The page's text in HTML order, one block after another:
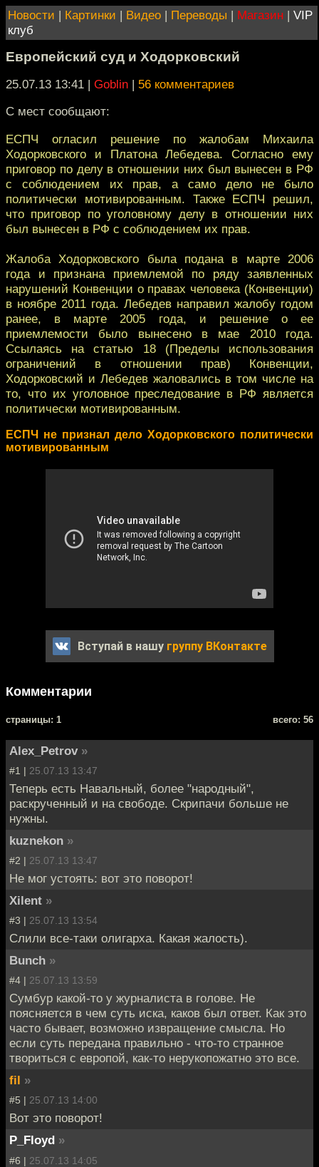
Новости | Картинки | Видео | Переводы | Магазин | VIP
клуб
Европейский суд и Ходорковский
25.07.13 13:41 | Goblin | 56 комментариев
С мест сообщают:
ЕСПЧ огласил решение по жалобам Михаила
Ходорковского и Платона Лебедева. Согласно ему
приговор по делу в отношении них был вынесен в РФ
с соблюдением их прав, а само дело не было
политически мотивированным. Также ЕСПЧ решил,
что приговор по уголовному делу в отношении них
был вынесен в РФ с соблюдением их прав.
Жалоба Ходорковского была подана в марте 2006
года и признана приемлемой по ряду заявленных
нарушений Конвенции о правах человека (Конвенции)
в ноябре 2011 года. Лебедев направил жалобу годом
ранее, в марте 2005 года, и решение о ее
приемлемости было вынесено в мае 2010 года.
Ссылаясь на статью 18 (Пределы использования
ограничений в отношении прав) Конвенции,
Ходорковский и Лебедев жаловались в том числе на
то, что их уголовное преследование в РФ является
политически мотивированным.
ЕСПЧ не признал дело Ходорковского политически
мотивированным
Вступай в нашу группу ВКонтакте
Комментарии
cтраницы: 1 всего: 56
Alex_Petrov »
#1 | 25.07.13 13:47
Теперь есть Навальный, более "народный",
раскрученный и на свободе. Скрипачи больше не
нужны.
kuznekon »
#2 | 25.07.13 13:47
Не мог устоять: вот это поворот!
Xilent »
#3 | 25.07.13 13:54
Слили все-таки олигарха. Какая жалость).
Bunch »
#4 | 25.07.13 13:59
Сумбур какой-то у журналиста в голове. Не
поясняется в чем суть иска, каков был ответ. Как это
часто бывает, возможно извращение смысла. Но
если суть передана правильно - что-то странное
твориться с европой, как-то нерукопожатно это все.
fil »
#5 | 25.07.13 14:00
Вот это поворот!
P_Floyd »
#6 | 25.07.13 14:05